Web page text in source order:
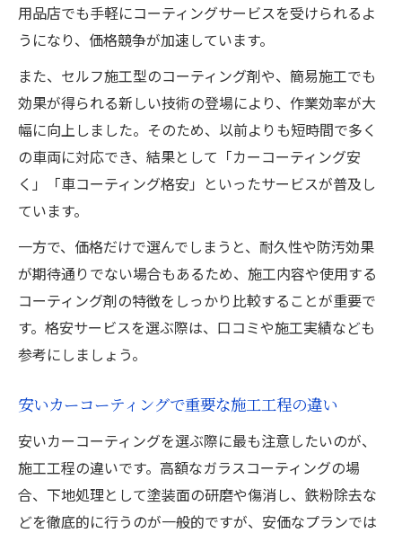
用品店でも手軽にコーティングサービスを受けられるよ
うになり、価格競争が加速しています。
また、セルフ施工型のコーティング剤や、簡易施工でも
効果が得られる新しい技術の登場により、作業効率が大
幅に向上しました。そのため、以前よりも短時間で多く
の車両に対応でき、結果として「カーコーティング安
く」「車コーティング格安」といったサービスが普及し
ています。
一方で、価格だけで選んでしまうと、耐久性や防汚効果
が期待通りでない場合もあるため、施工内容や使用する
コーティング剤の特徴をしっかり比較することが重要で
す。格安サービスを選ぶ際は、口コミや施工実績なども
参考にしましょう。
安いカーコーティングで重要な施工工程の違い
安いカーコーティングを選ぶ際に最も注意したいのが、
施工工程の違いです。高額なガラスコーティングの場
合、下地処理として塗装面の研磨や傷消し、鉄粉除去な
どを徹底的に行うのが一般的ですが、安価なプランでは